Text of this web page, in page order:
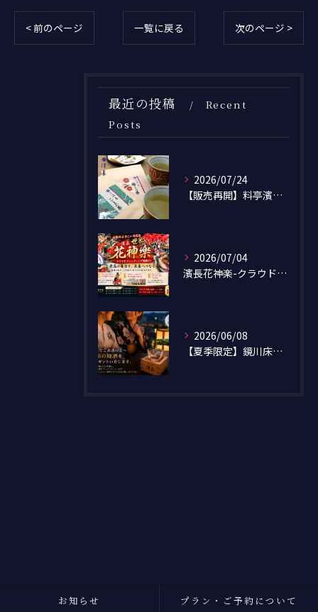
< 前のページ 一覧に戻る 次のページ >
最近の投稿
Recent
Posts
2026/07/24
【販売再開】料亭濱長オリジナル「こぶ茶・梅こぶ茶」のネット通販を開始しました
2026/07/04
濱長花神楽-クラウドファンディング-
2026/06/08
【夏季限定】鏡川床涼風プランのご案内
お知らせ プラン・ご予約について